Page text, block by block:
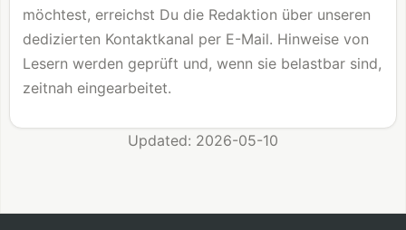
möchtest, erreichst Du die Redaktion über unseren
dedizierten Kontaktkanal per E-Mail. Hinweise von
Lesern werden geprüft und, wenn sie belastbar sind,
zeitnah eingearbeitet.
Updated: 2026-05-10